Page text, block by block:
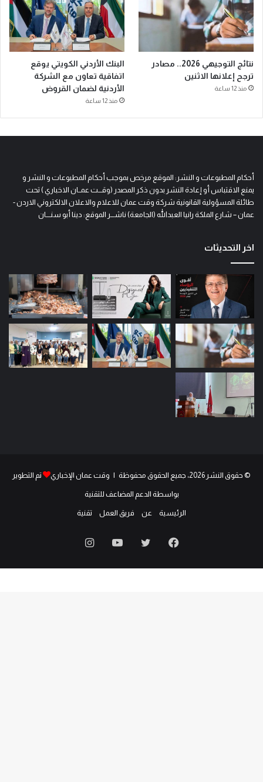
نتائج التوجيهي 2026.. مصادر
ترجح إعلانها الاثنين
منذ 12 ساعة
البنك الأردني الكويتي يوقع
اتفاقية تعاون مع الشركة
الأردنية لضمان القروض
منذ 12 ساعة
أحكام المطبوعات و النشر: الموقع مرخص بموجب أحكام المطبوعات و النشر و
يمنع الاقتباس أو إعادة النشر بدون ذكر المصدر (وقـــت عمــان الاخباري ) تحت
طائلة المسؤولية القانونية شركة وقت عمان للاعلام والاعلان الالكتروني الاردن -
عمان – شارع الملكة رانيا العبدالله (الجامعة) ناشـــر الموقع: دينا أبو سنــــان
اخر التحديثات
© حقوق النشر 2026، جميع الحقوق محفوظة | وقت عمان الإخباري تم التطوير
بواسطة الدعم المضاعف للتقنية
الرئيسية عن فريق العمل تقنية